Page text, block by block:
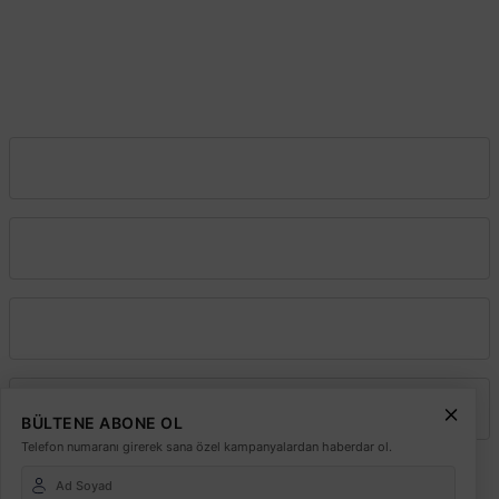
BÜLTENE ABONE OL
Telefon numaranı girerek sana özel kampanyalardan haberdar ol.